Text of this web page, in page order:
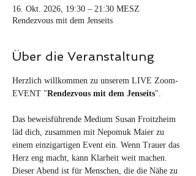
16. Okt. 2026, 19:30 – 21:30 MESZ
Rendezvous mit dem Jenseits
Über die Veranstaltung
Herzlich willkommen zu unserem LIVE Zoom-
EVENT "Rendezvous mit dem Jenseits".
Das beweisführende Medium Susan Froitzheim
läd dich, zusammen mit Nepomuk Maier zu
einem einzigartigen Event ein. Wenn Trauer das
Herz eng macht, kann Klarheit weit machen.
Dieser Abend ist für Menschen, die die Nähe zu